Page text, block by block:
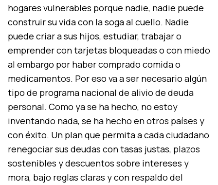
hogares vulnerables porque nadie, nadie puede
construir su vida con la soga al cuello. Nadie
puede criar a sus hijos, estudiar, trabajar o
emprender con tarjetas bloqueadas o con miedo
al embargo por haber comprado comida o
medicamentos. Por eso va a ser necesario algún
tipo de programa nacional de alivio de deuda
personal. Como ya se ha hecho, no estoy
inventando nada, se ha hecho en otros países y
con éxito. Un plan que permita a cada ciudadano
renegociar sus deudas con tasas justas, plazos
sostenibles y descuentos sobre intereses y
mora, bajo reglas claras y con respaldo del